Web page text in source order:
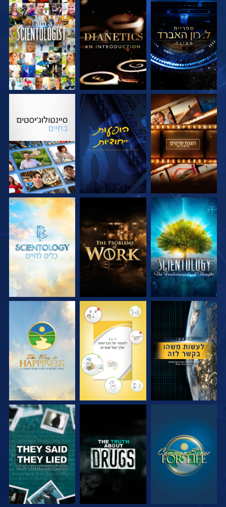
בדוק את הסדרה בדוק את הסדרה צפה
בדוק את הסדרה צפה בדוק את הסדרה
בדוק את הסדרה בדוק את הסדרה בדוק את הסדרה
צפה צפה
צפה צפה צפה